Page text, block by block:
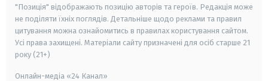
"Позиція" відображають позицію авторів та героїв. Редакція може
не поділяти їхніх поглядів. Детальніше щодо реклами та правил
цитування можна ознайомитись в правилах користування сайтом.
Усі права захищені. Матеріали сайту призначені для осіб старше 21
року (21+)
Онлайн-медіа «24 Канал»